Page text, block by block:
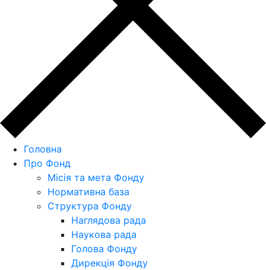
Головна
Про Фонд
Місія та мета Фонду
Нормативна база
Структура Фонду
Наглядова рада
Наукова рада
Голова Фонду
Дирекція Фонду